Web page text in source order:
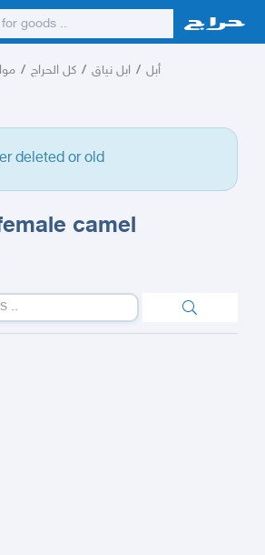
/ كل الحراج / ابل نياق / أبل
deleted or old
camel